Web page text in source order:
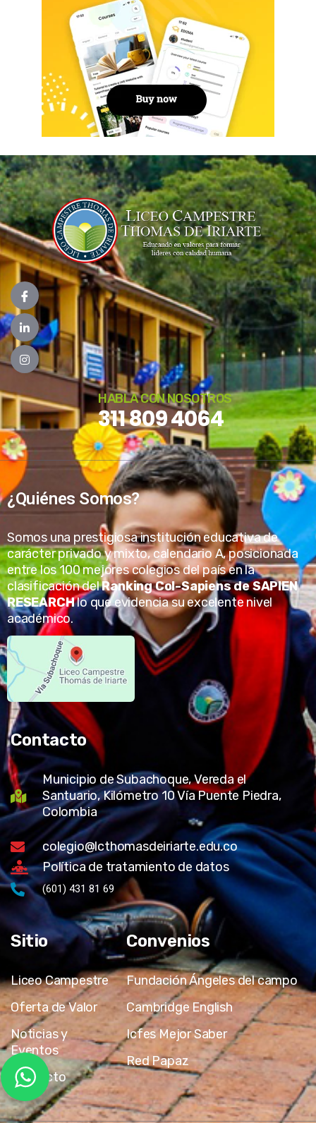
HABLA CON NOSOTROS
311 809 4064
¿Quiénes Somos?
Somos una prestigiosa institución educativa de
carácter privado y mixto, calendario A, posicionada
entre los 100 mejores colegios del país en la
clasificación delRanking Col-Sapiens de SAPIEN
RESEARCHlo que evidencia su excelente nivel
académico.
Contacto
Municipio de Subachoque, Vereda el
Santuario, Kilómetro 10 Vía Puente Piedra,
Colombia
colegio@lcthomasdeiriarte.edu.co
Política de tratamiento de datos
(601) 431 81 69
Sitio
Liceo Campestre
Oferta de Valor
Noticias y
Eventos
Contacto
Convenios
Fundación Ángeles del campo
Cambridge English
Icfes Mejor Saber
Red Papaz